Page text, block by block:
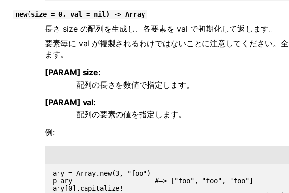
new(size = 0, val = nil) -> Array
長さ size の配列を生成し、各要素を val で初期化して返します。
要素毎に val が複製されるわけではないことに注意してください。
ます。
[PARAM] size:
配列の長さを数値で指定します。
[PARAM] val:
配列の要素の値を指定します。
例:
ary = Array.new(3, "foo")
p ary                     #=> ["foo", "foo", "foo"]
ary[0].capitalize!